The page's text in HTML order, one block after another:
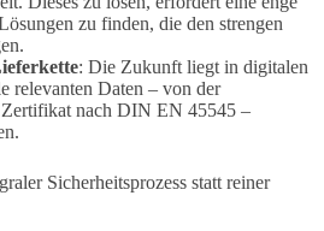
zu finden, die den strengen
: Die Zukunft liegt in digitalen
relevanten Daten – von der
nach DIN EN 45545 –
Sicherheitsprozess statt reiner